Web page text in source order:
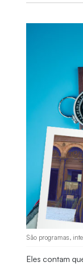
São programas,
Eles contam